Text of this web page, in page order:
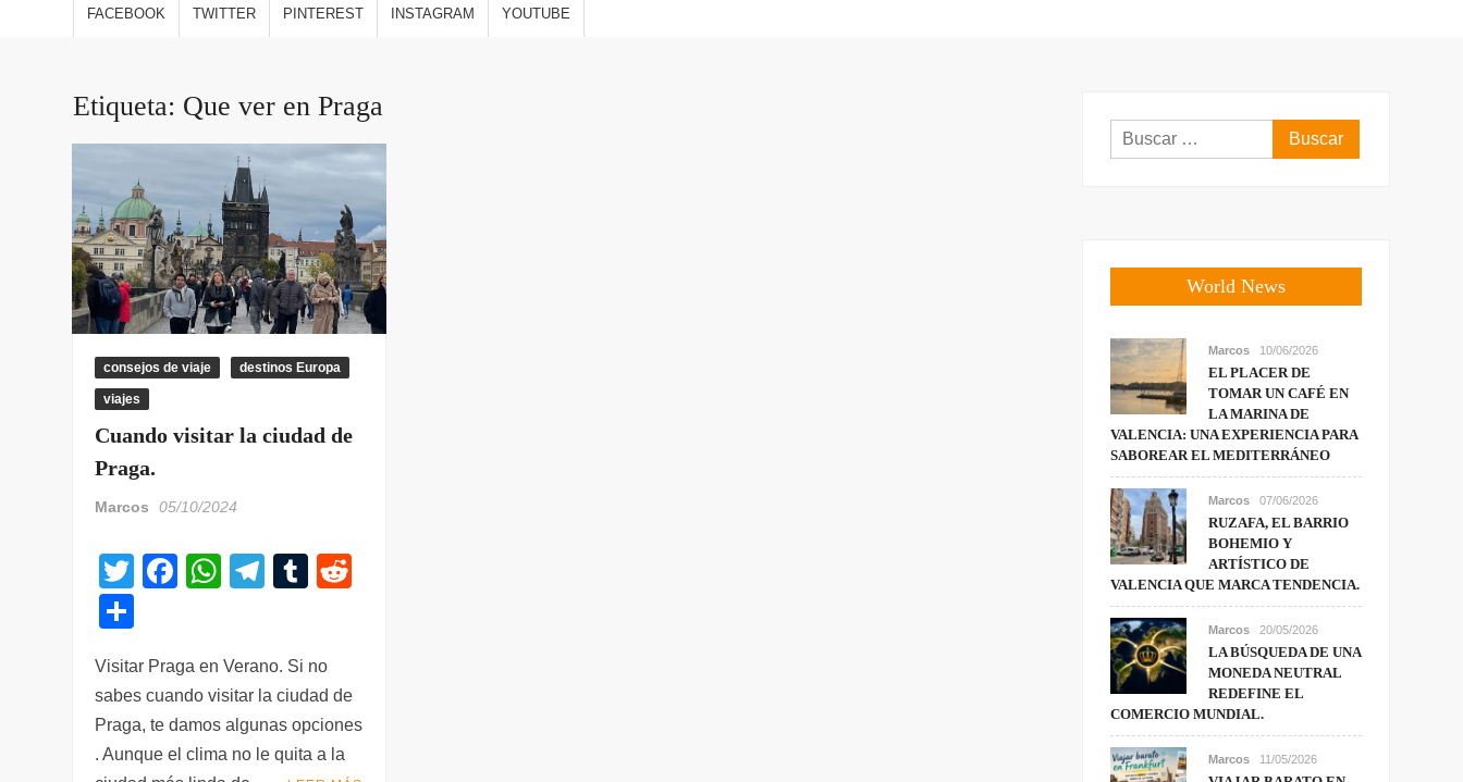
estilos de vida,
viajes y
FACEBOOK TWITTER PINTEREST INSTAGRAM YOUTUBE
Etiqueta: Que ver en Praga
consejos de viaje destinos Europa
viajes
Cuando visitar la ciudad de
Praga.
Marcos 05/10/2024
T
er
F
e
b
o
W
s
A
p
T
gr
a
m
T
bl
r
t
m
p
ar
Visitar Praga en Verano. Si no
sabes cuando visitar la ciudad de
Praga, te damos algunas opciones
. Aunque el clima no le quita a la
Buscar:
World News
Marcos 10/06/2026
EL PLACER DE
TOMAR UN CAFÉ EN
LA MARINA DE
VALENCIA: UNA EXPERIENCIA PARA
SABOREAR EL MEDITERRÁNEO
Marcos 07/06/2026
RUZAFA, EL BARRIO
BOHEMIO Y
ARTÍSTICO DE
VALENCIA QUE MARCA TENDENCIA.
Marcos 20/05/2026
LA BÚSQUEDA DE UNA
MONEDA NEUTRAL
REDEFINE EL
COMERCIO MUNDIAL.
Marcos 11/05/2026